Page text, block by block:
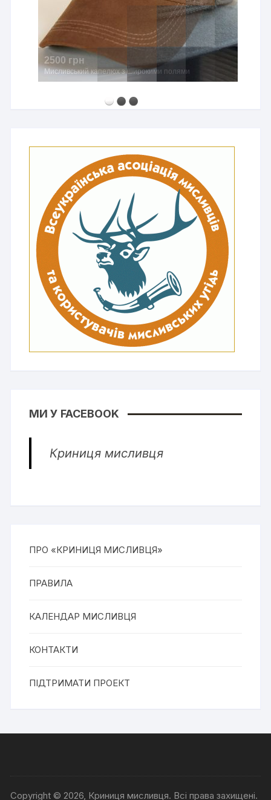
2500 грн
Мисливський капелюх з широкими полями
МИ У FACEBOOK
Криниця мисливця
ПРО «КРИНИЦЯ МИСЛИВЦЯ»
ПРАВИЛА
КАЛЕНДАР МИСЛИВЦЯ
КОНТАКТИ
ПІДТРИМАТИ ПРОЕКТ
Copyright © 2026, Криниця мисливця. Всі права захищені.